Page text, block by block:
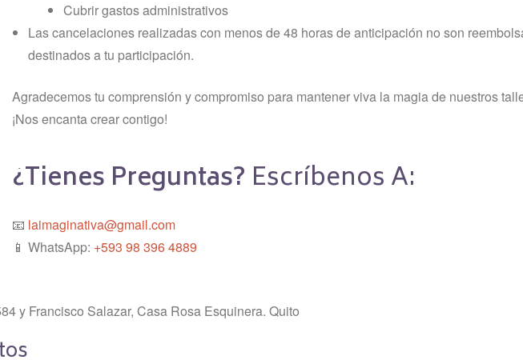
Cubrir gastos administrativos
Las cancelaciones realizadas con menos de 48 horas de anticipación no son
destinados a tu participación.
Agradecemos tu comprensión y compromiso para mantener viva la magia de nuestros
¡Nos encanta crear contigo!
¿Tienes Preguntas? Escríbenos A:
📧 laimaginativa@gmail.com
📱 WhatsApp: +593 98 396 4889
y Francisco Salazar, Casa Rosa Esquinera. Quito